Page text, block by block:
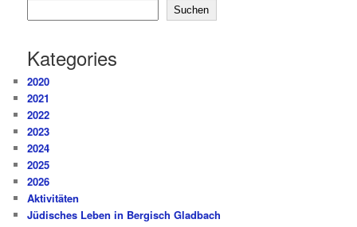
Suchen
Kategories
2020
2021
2022
2023
2024
2025
2026
Aktivitäten
Jüdisches Leben in Bergisch Gladbach